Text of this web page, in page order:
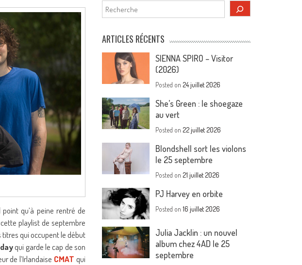
qu’à peine rentré de
playlist de septembre
titres qui occupent le début
qui garde le cap de son
de l’Irlandaise CMAT qui
Rechercher
ARTICLES RÉCENTS
SIENNA SPIRO – Visitor
(2026)
Posted on24 juillet 2026
She’s Green : le shoegaze
au vert
Posted on22 juillet 2026
Blondshell sort les violons
le 25 septembre
Posted on21 juillet 2026
PJ Harvey en orbite
Posted on16 juillet 2026
Julia Jacklin : un nouvel
album chez 4AD le 25
septembre